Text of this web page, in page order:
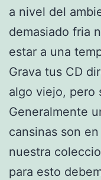
a nivel del
demasiado fria
estar a una
Grava tus CD
algo viejo, pero
Generalmente
cansinas son
nuestra
para esto